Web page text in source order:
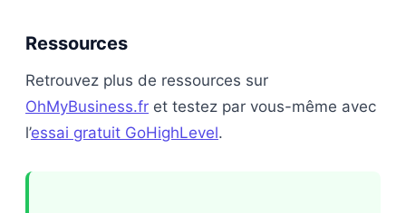
Ressources
Retrouvez plus de ressources sur
OhMyBusiness.fr et testez par vous-même avec
l’essai gratuit GoHighLevel.